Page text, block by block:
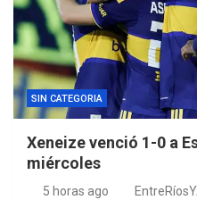
SIN CATEGORIA
Xeneize venció 1-0 a
miércoles
5 horas ago